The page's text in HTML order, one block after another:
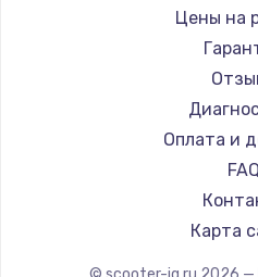
Цены на
Оплата и
FAQ
Карта